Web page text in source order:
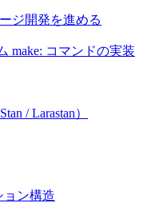
ジ開発を進める
make: コマンドの実装
/ Larastan）
ョン構造